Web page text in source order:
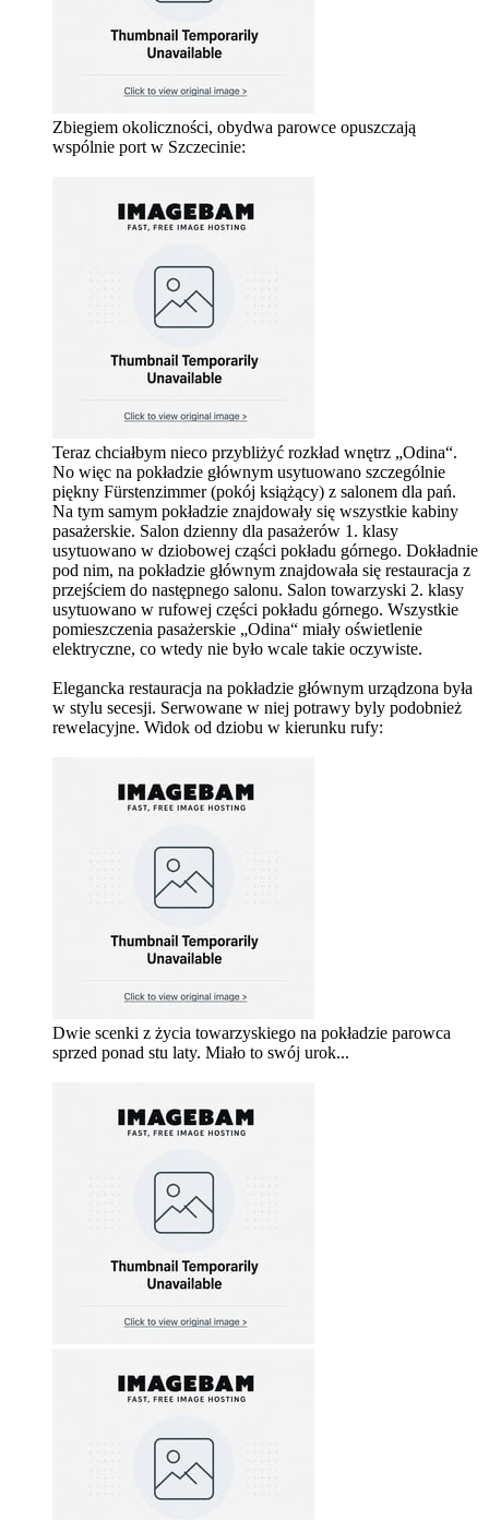
Zbiegiem okoliczności, obydwa parowce opuszczają
wspólnie port w Szczecinie:
Teraz chciałbym nieco przybliżyć rozkład wnętrz „Odina“.
No więc na pokładzie głównym usytuowano szczególnie
piękny Fürstenzimmer (pokój książący) z salonem dla pań.
Na tym samym pokładzie znajdowały się wszystkie kabiny
pasażerskie. Salon dzienny dla pasażerów 1. klasy
usytuowano w dziobowej cząści pokładu górnego. Dokładnie
pod nim, na pokładzie głównym znajdowała się restauracja z
przejściem do następnego salonu. Salon towarzyski 2. klasy
usytuowano w rufowej części pokładu górnego. Wszystkie
pomieszczenia pasażerskie „Odina“ miały oświetlenie
elektryczne, co wtedy nie było wcale takie oczywiste.
Elegancka restauracja na pokładzie głównym urządzona była
w stylu secesji. Serwowane w niej potrawy byly podobnież
rewelacyjne. Widok od dziobu w kierunku rufy:
Dwie scenki z życia towarzyskiego na pokładzie parowca
sprzed ponad stu laty. Miało to swój urok...